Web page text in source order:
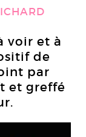
voir et à
de
par
et greffé